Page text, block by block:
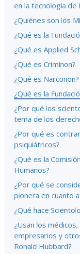
en la tecnología de
¿Quiénes son los
¿Qué es la
¿Qué es Applied
¿Qué es Criminon?
¿Qué es Narconon?
¿Qué es la
¿Por qué los
tema de los
¿Por qué es
psiquiátricos?
¿Qué es la
Humanos?
¿Por qué se
pionera en cuanto
¿Qué hace
¿Usan los
empresarios y
Ronald Hubbard?